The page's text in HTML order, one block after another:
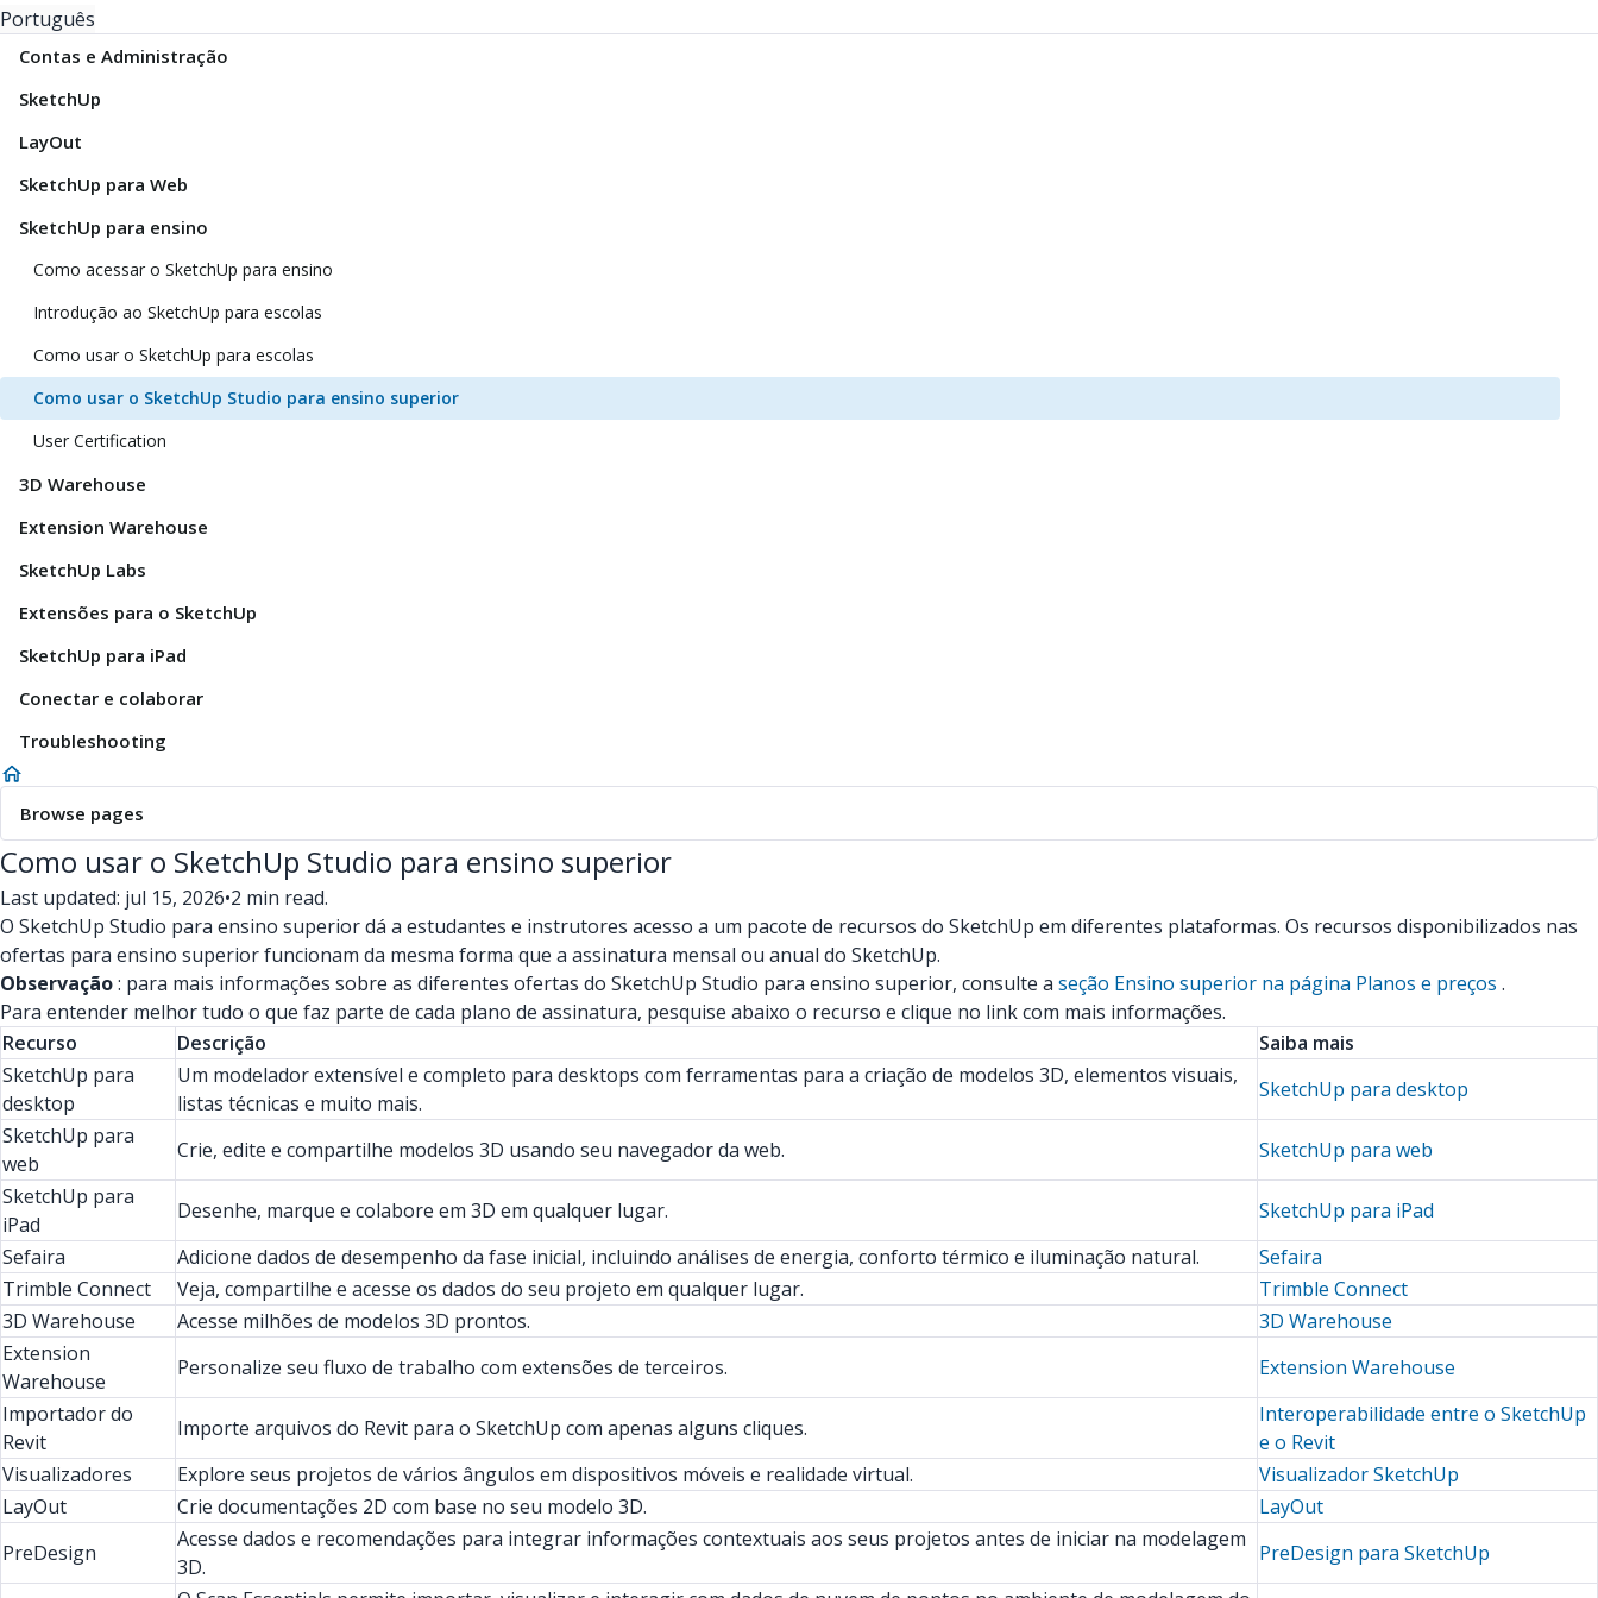
Português
Contas e Administração
SketchUp
LayOut
SketchUp para Web
SketchUp para ensino
Como acessar o SketchUp para ensino
Introdução ao SketchUp para escolas
Como usar o SketchUp para escolas
Como usar o SketchUp Studio para ensino superior
User Certification
3D Warehouse
Extension Warehouse
SketchUp Labs
Extensões para o SketchUp
SketchUp para iPad
Conectar e colaborar
Troubleshooting
Browse pages
Como usar o SketchUp Studio para ensino superior
Last updated: jul 15, 2026•2 min read.
O SketchUp Studio para ensino superior dá a estudantes e instrutores acesso a um pacote de recursos do SketchUp em diferentes plataformas. Os recursos disponibilizados nas
ofertas para ensino superior funcionam da mesma forma que a assinatura mensal ou anual do SketchUp.
Observação: para mais informações sobre as diferentes ofertas do SketchUp Studio para ensino superior, consulte a seção Ensino superior na página Planos e preços .
Para entender melhor tudo o que faz parte de cada plano de assinatura, pesquise abaixo o recurso e clique no link com mais informações.
Recurso
Descrição
Saiba mais
SketchUp para
desktop
Um modelador extensível e completo para desktops com ferramentas para a criação de modelos 3D, elementos visuais,
listas técnicas e muito mais.
SketchUp para desktop
SketchUp para
web
Crie, edite e compartilhe modelos 3D usando seu navegador da web.
SketchUp para web
SketchUp para
iPad
Desenhe, marque e colabore em 3D em qualquer lugar.
SketchUp para iPad
Sefaira
Adicione dados de desempenho da fase inicial, incluindo análises de energia, conforto térmico e iluminação natural.
Sefaira
Trimble Connect
Veja, compartilhe e acesse os dados do seu projeto em qualquer lugar.
Trimble Connect
3D Warehouse
Acesse milhões de modelos 3D prontos.
3D Warehouse
Extension
Warehouse
Personalize seu fluxo de trabalho com extensões de terceiros.
Extension Warehouse
Importador do
Revit
Importe arquivos do Revit para o SketchUp com apenas alguns cliques.
Interoperabilidade entre o SketchUp
e o Revit
Visualizadores
Explore seus projetos de vários ângulos em dispositivos móveis e realidade virtual.
Visualizador SketchUp
LayOut
Crie documentações 2D com base no seu modelo 3D.
LayOut
PreDesign
Acesse dados e recomendações para integrar informações contextuais aos seus projetos antes de iniciar na modelagem
3D.
PreDesign para SketchUp